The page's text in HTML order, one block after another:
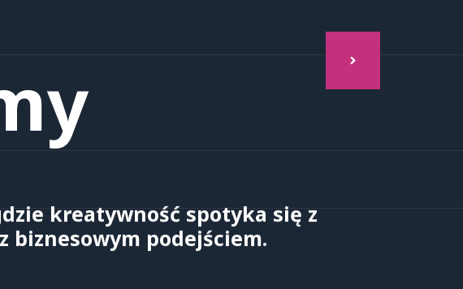
kreatywność spotyka się z
biznesowym podejściem.